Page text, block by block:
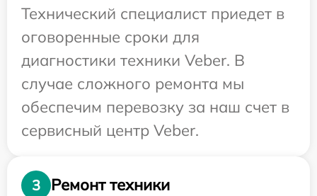
Технический специалист приедет в
оговоренные сроки для
диагностики техники Veber. В
случае сложного ремонта мы
обеспечим перевозку за наш счет в
сервисный центр Veber.
3
Ремонт техники